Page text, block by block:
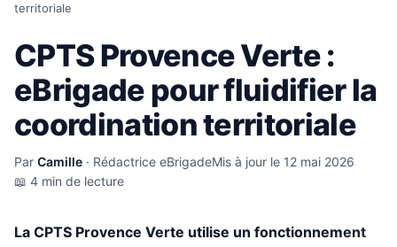
territoriale
CPTS Provence Verte :
eBrigade pour fluidifier la
coordination territoriale
Par Camille · Rédactrice eBrigadeMis à jour le 12 mai 2026
📖 4 min de lecture
La CPTS Provence Verte utilise un fonctionnement